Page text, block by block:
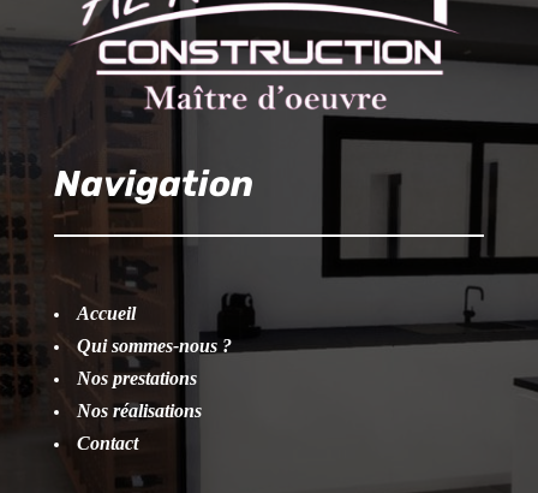
Navigation
Accueil
Qui sommes-nous ?
Nos prestations
Nos réalisations
Contact